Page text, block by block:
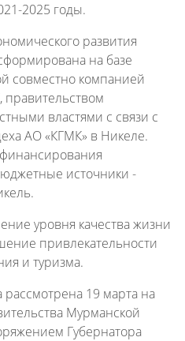
2025 годы.
развития
на базе
совместно компанией
властями с связи с
АО «КГМК» в Никеле.
источники -
уровня качества жизни
привлекательности
и туризма.
19 марта на
Мурманской
Губернатора